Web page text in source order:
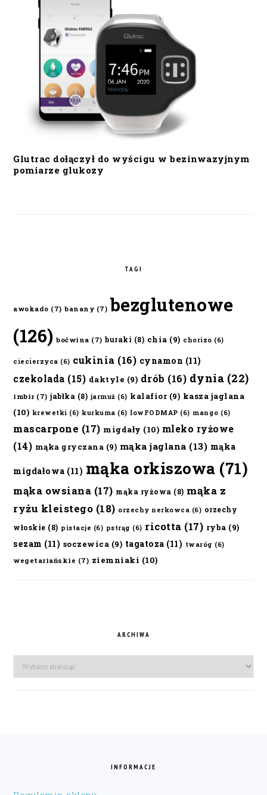
Glutrac dołączył do wyścigu w bezinwazyjnym
pomiarze glukozy
TAGI
awokado (7) banany (7) bezglutenowe
(126) boćwina (7) buraki (8) chia (9) chorizo (6)
ciecierzyca (6) cukinia (16) cynamon (11)
czekolada (15) daktyle (9) drób (16) dynia (22)
imbir (7) jabłka (8) jarmuż (6) kalafior(9) kasza jaglana
(10) krewetki (6) kurkuma (6) lowFODMAP (6) mango (6)
mascarpone (17) migdały (10) mleko ryżowe
(14) mąka gryczana (9) mąka jaglana (13) mąka
migdałowa (11) mąka orkiszowa (71)
mąka owsiana (17) mąka ryżowa (8) mąka z
ryżu kleistego (18) orzechy nerkowca (6) orzechy
włoskie (8) pistacje (6) pstrąg (6) ricotta (17) ryba (9)
sezam (11) soczewica (9) tagatoza (11) twaróg (6)
wegetariańskie (7) ziemniaki (10)
ARCHIWA
Archiwa
INFORMACJE